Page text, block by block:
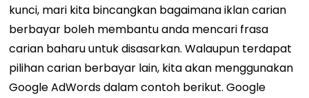
kunci, mari kita bincangkan bagaimana iklan carian
berbayar boleh membantu anda mencari frasa
carian baharu untuk disasarkan. Walaupun terdapat
pilihan carian berbayar lain, kita akan menggunakan
Google AdWords dalam contoh berikut. Google